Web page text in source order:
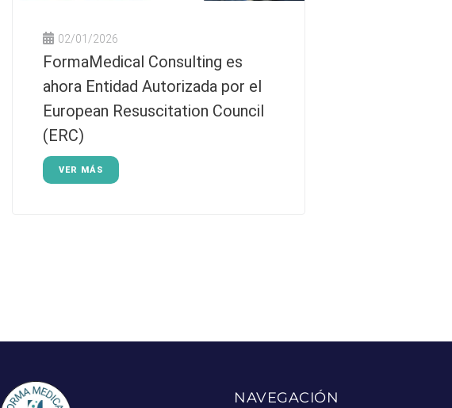
02/01/2026
FormaMedical Consulting es
ahora Entidad Autorizada por el
European Resuscitation Council
(ERC)
VER MÁS
NAVEGACIÓN